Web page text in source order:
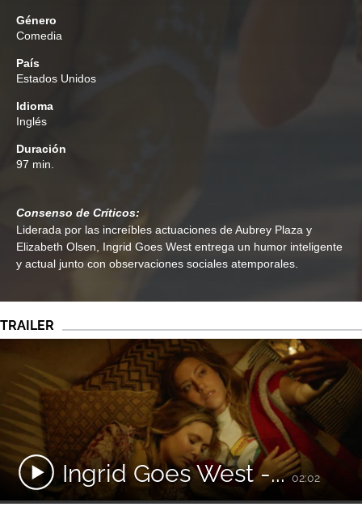
Género
Comedia
País
Estados Unidos
Idioma
Inglés
Duración
97 min.
Consenso de Críticos:
Liderada por las increíbles actuaciones de Aubrey Plaza y
Elizabeth Olsen, Ingrid Goes West entrega un humor inteligente
y actual junto con observaciones sociales atemporales.
TRAILER
Ingrid Goes West -...02:02